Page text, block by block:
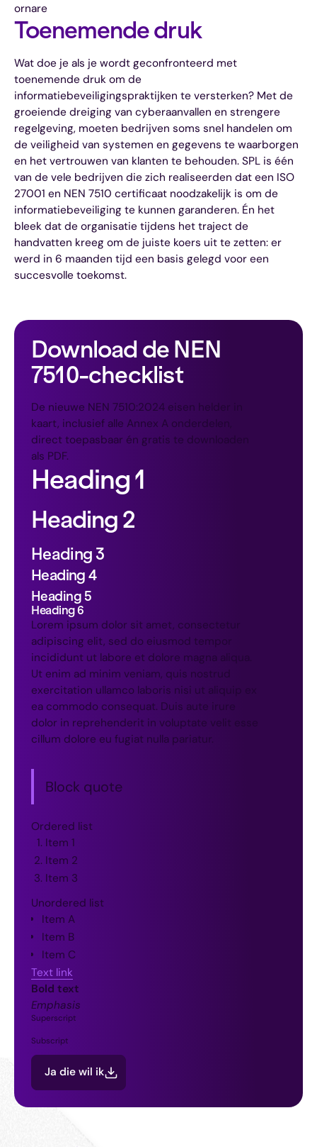
ornare
Toenemende druk
Wat doe je als je wordt geconfronteerd met
toenemende druk om de
informatiebeveiligingspraktijken te versterken? Met de
groeiende dreiging van cyberaanvallen en strengere
regelgeving, moeten bedrijven soms snel handelen om
de veiligheid van systemen en gegevens te waarborgen
en het vertrouwen van klanten te behouden. SPL is één
van de vele bedrijven die zich realiseerden dat een ISO
27001 en NEN 7510 certificaat noodzakelijk is om de
informatiebeveiliging te kunnen garanderen. Én het
bleek dat de organisatie tijdens het traject de
handvatten kreeg om de juiste koers uit te zetten: er
werd in 6 maanden tijd een basis gelegd voor een
succesvolle toekomst.
Download de NEN
7510-checklist
De nieuwe NEN 7510:2024 eisen helder in
kaart, inclusief alle Annex A onderdelen,
direct toepasbaar én gratis te downloaden
als PDF.
Heading 1
Heading 2
Heading 3
Heading 4
Heading 5
Heading 6
Lorem ipsum dolor sit amet, consectetur
adipiscing elit, sed do eiusmod tempor
incididunt ut labore et dolore magna aliqua.
Ut enim ad minim veniam, quis nostrud
exercitation ullamco laboris nisi ut aliquip ex
ea commodo consequat. Duis aute irure
dolor in reprehenderit in voluptate velit esse
cillum dolore eu fugiat nulla pariatur.
Block quote
Ordered list
Item 1
Item 2
Item 3
Unordered list
Item A
Item B
Item C
Text link
Bold text
Emphasis
Superscript
Subscript
Ja die wil ik